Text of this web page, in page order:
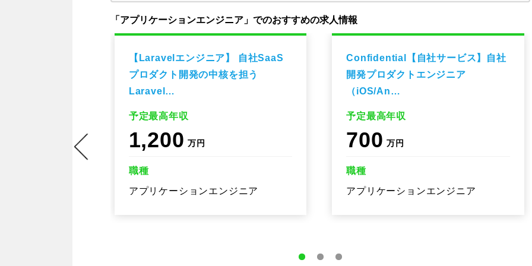
「アプリケーションエンジニア」でのおすすめの求人情報
【Laravelエンジニア】 自社SaaS
プロダクト開発の中核を担う
Laravel…
予定最高年収
1,200 万円
職種
アプリケーションエンジニア
Confidential【自社サービス】自社
開発プロダクトエンジニア
（iOS/An…
予定最高年収
700 万円
職種
アプリケーションエンジニア